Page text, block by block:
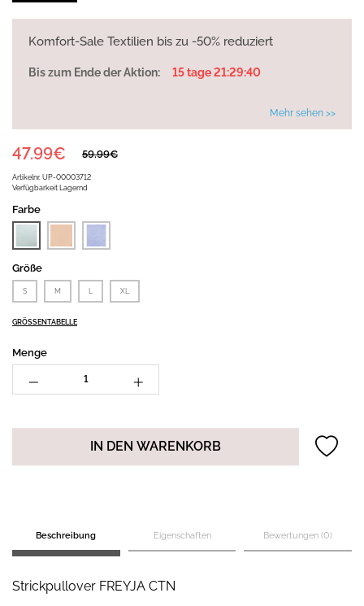
Komfort-Sale Textilien bis zu -50% reduziert
Bis zum Ende der Aktion: 15 tage 21:29:40
Mehr sehen >>
Artikelnr. UP-00003712
Verfügbarkeit Lagernd
59.99€
47.99€
Farbe
Größe
S M L XL
GRÖSSENTABELLE
Menge
IN DEN WARENKORB
Beschreibung Eigenschaften Bewertungen (0)
Strickpullover FREYJA CTN